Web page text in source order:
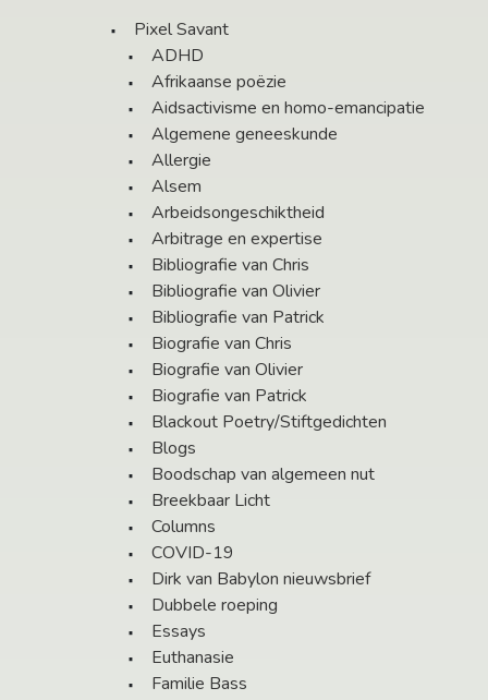
Pixel Savant
ADHD
Afrikaanse poëzie
Aidsactivisme en homo-emancipatie
Algemene geneeskunde
Allergie
Alsem
Arbeidsongeschiktheid
Arbitrage en expertise
Bibliografie van Chris
Bibliografie van Olivier
Bibliografie van Patrick
Biografie van Chris
Biografie van Olivier
Biografie van Patrick
Blackout Poetry/Stiftgedichten
Blogs
Boodschap van algemeen nut
Breekbaar Licht
Columns
COVID-19
Dirk van Babylon nieuwsbrief
Dubbele roeping
Essays
Euthanasie
Familie Bass